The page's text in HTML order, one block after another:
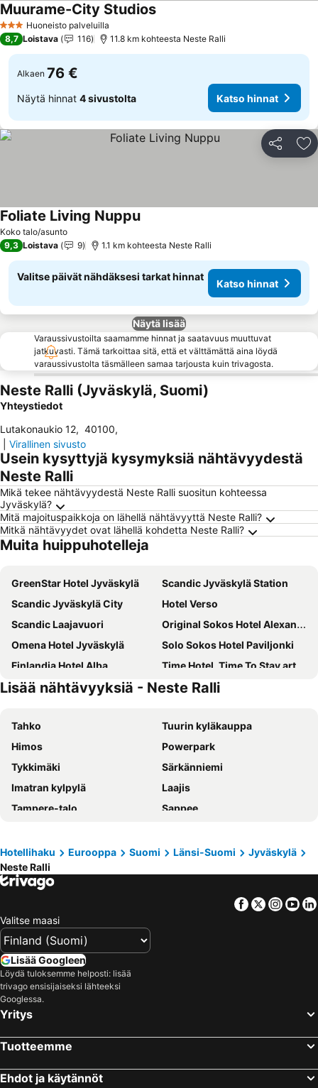
3 Tähtiluokitus
Huoneisto palveluilla
Muurame-City StudiosKatso hinnat
8,7 Loistava 116 11.8 km kohteesta Neste Ralli
Alkaen 76 €
Näytä hinnat 4 sivustolta Katso hinnat
Jaa
Koko talo/asunto
Foliate Living NuppuKatso hinnat
9,3 Loistava 9 1.1 km kohteesta Neste Ralli
Valitse päivät nähdäksesi tarkat hinnat
Katso hinnat
Näytä lisää
Varaussivustoilta saamamme hinnat ja saatavuus muuttuvat
jatkuvasti. Tämä tarkoittaa sitä, että et välttämättä aina löydä
varaussivustolta täsmälleen samaa tarjousta kuin trivagosta.
Neste Ralli (Jyväskylä, Suomi)
Yhteystiedot
Lutakonaukio 12, 40100,
Virallinen sivusto
Usein kysyttyjä kysymyksiä nähtävyydestä
Neste Ralli
Mikä tekee nähtävyydestä Neste Ralli suositun kohteessa
Jyväskylä?
Mitä majoituspaikkoja on lähellä nähtävyyttä Neste Ralli?
Mitkä nähtävyydet ovat lähellä kohdetta Neste Ralli?
Muita huippuhotelleja
GreenStar Hotel Jyväskylä
Scandic Jyväskylä Station
Scandic Jyväskylä City
Hotel Verso
Scandic Laajavuori
Original Sokos Hotel Alexandra
Omena Hotel Jyväskylä
Solo Sokos Hotel Paviljonki
Finlandia Hotel Alba
Time Hotel, Time To Stay art & boutique
Hotel Milton
Boutique Hotel Yöpuu
Riihitulkku Lodge
Halkolanniemi
Lisää nähtävyyksiä - Neste Ralli
Tahko
Tuurin kyläkauppa
Himos
Powerpark
Tykkimäki
Särkänniemi
Imatran kylpylä
Laajis
Tampere-talo
Sappee
Tampereen rautatieasema
Rauhalahti
Blockfest
Seinäjoen Tangomarkkinat
Kuopion rautatieasema
Olavinlinna
Provinssirock
Savonlinnan Oopperajuhlat
Messilä
Ellivuori Ski Center
Sveitsin hiihtokeskus
Tampere–Pirkkala Airport
Hotellihaku Eurooppa Suomi Länsi-Suomi
Jyväskylä
Neste Ralli
Facebook
Twitter
Valitse maasi
Lisää Googleen
Löydä tuloksemme helposti: lisää
trivago ensisijaiseksi lähteeksi
Googlessa.
Yritys
Tuotteemme
Ehdot ja käytännöt